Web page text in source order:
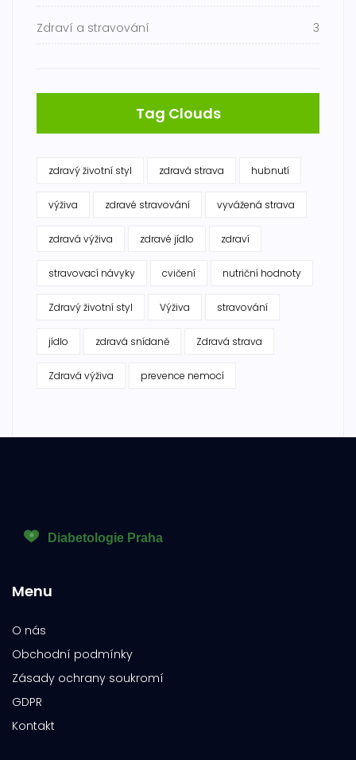
Zdraví a stravování 3
Tag Clouds
zdravý životní styl zdravá strava hubnutí
výživa zdravé stravování vyvážená strava
zdravá výživa zdravé jídlo zdraví
stravovací návyky cvičení nutriční hodnoty
Zdravý životní styl Výživa stravování
jídlo zdravá snídaně Zdravá strava
Zdravá výživa prevence nemocí
Menu
O nás
Obchodní podmínky
Zásady ochrany soukromí
GDPR
Kontakt